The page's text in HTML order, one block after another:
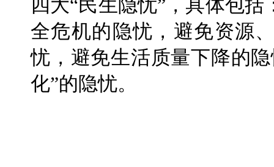
四大“民生隐忧”，具体包
全危机的隐忧，避免资源
忧，避免生活质量下降的
化”的隐忧。